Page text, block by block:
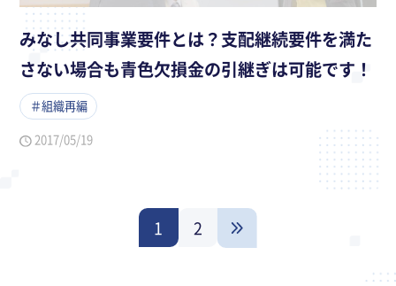
みなし共同事業要件とは？支配継続要件を満た
さない場合も青色欠損金の引継ぎは可能です！
＃組織再編
2017/05/19
1 2